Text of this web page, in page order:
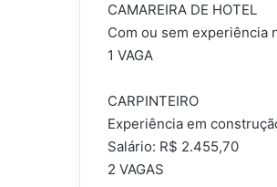
CAMAREIRA DE HOTEL
Com ou sem experiência
1 VAGA
CARPINTEIRO
Experiência em
Salário: R$ 2.455,70
2 VAGAS